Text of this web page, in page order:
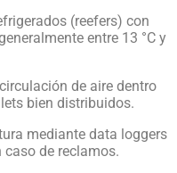
(reefers) con
entre 13 °C y
de aire dentro
bien distribuidos.
mediante data loggers
caso de reclamos.